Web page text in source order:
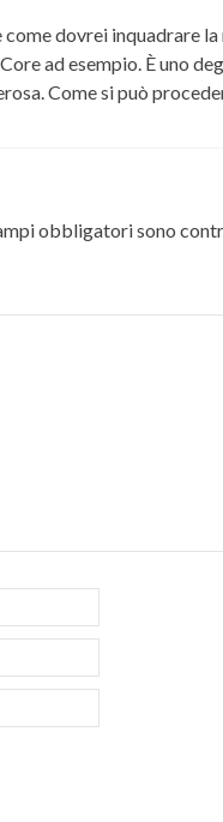
come dovrei inquadrare
ad esempio. È uno
Come si può
obbligatori sono